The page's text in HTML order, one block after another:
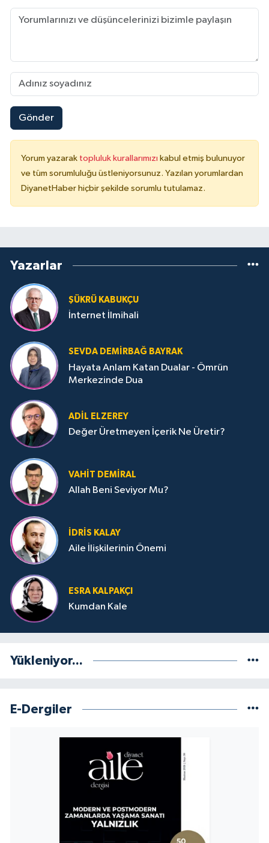
Gönder
Yorum yazarak topluluk kurallarımızı kabul etmiş bulunuyor
ve tüm sorumluluğu üstleniyorsunuz. Yazılan yorumlardan
DiyanetHaber hiçbir şekilde sorumlu tutulamaz.
Yazarlar
ŞÜKRÜ KABUKÇU
İnternet İlmihali
SEVDA DEMIRBAĞ BAYRAK
Hayata Anlam Katan Dualar - Ömrün
Merkezinde Dua
ADIL ELZEREY
Değer Üretmeyen İçerik Ne Üretir?
VAHIT DEMIRAL
Allah Beni Seviyor Mu?
İDRIS KALAY
Aile İlişkilerinin Önemi
ESRA KALPAKÇI
Kumdan Kale
Yükleniyor...
E-Dergiler